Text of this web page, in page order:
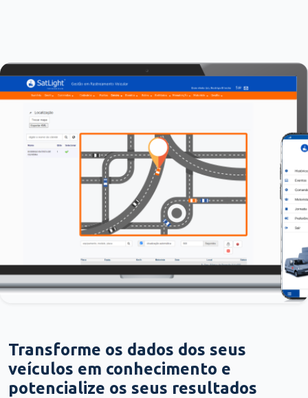
Transforme os dados dos seus
veículos em conhecimento e
potencialize os seus resultados